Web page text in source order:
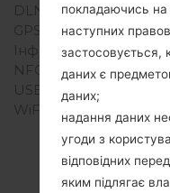
DLNA
GPS
Інфрачервоний порт
NFC
USB
WiFi
покладаючись на
наступних
застосовується,
даних є
даних;
надання даних
угоди з
відповідних
яким підлягає